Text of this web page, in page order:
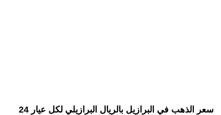
سعر الذهب في البرازيل بالريال البرازيلي لكل عيار 24